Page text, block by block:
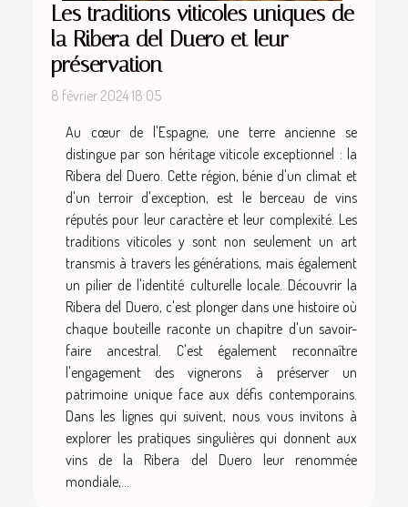
Les traditions viticoles uniques de
la Ribera del Duero et leur
préservation
8 février 2024 18:05
Au cœur de l'Espagne, une terre ancienne se
distingue par son héritage viticole exceptionnel : la
Ribera del Duero. Cette région, bénie d'un climat et
d'un terroir d'exception, est le berceau de vins
réputés pour leur caractère et leur complexité. Les
traditions viticoles y sont non seulement un art
transmis à travers les générations, mais également
un pilier de l'identité culturelle locale. Découvrir la
Ribera del Duero, c'est plonger dans une histoire où
chaque bouteille raconte un chapitre d'un savoir-
faire ancestral. C'est également reconnaître
l'engagement des vignerons à préserver un
patrimoine unique face aux défis contemporains.
Dans les lignes qui suivent, nous vous invitons à
explorer les pratiques singulières qui donnent aux
vins de la Ribera del Duero leur renommée
mondiale,...